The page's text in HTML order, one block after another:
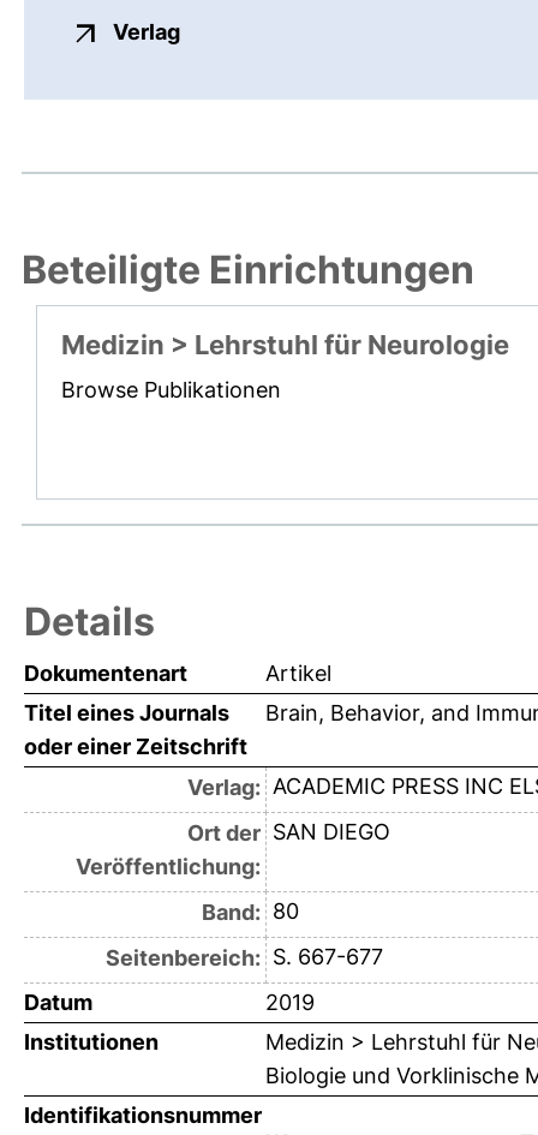
Verlagexterner Link, öffnet neues
Beteiligte Einrichtungen
Medizin > Lehrstuhl für Neurologie
Browse Publikationen
Details
Dokumentenart
Artikel
Titel eines Journals
oder einer Zeitschrift
Brain, Behavior, and
Verlag: ACADEMIC PRESS INC
Ort der
Veröffentlichung:
SAN DIEGO
Band: 80
Seitenbereich: S. 667-677
Datum
2019
Institutionen
Medizin > Lehrstuhl für
Biologie und Vorklinische
Identifikationsnummer